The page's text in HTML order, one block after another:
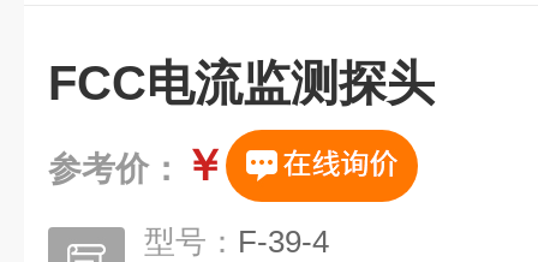
FCC电流监测探头
参考价： ￥
型号： F-39-4